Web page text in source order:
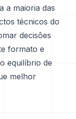
a maioria das
técnicos do
decisões
formato e
equilíbrio de
melhor